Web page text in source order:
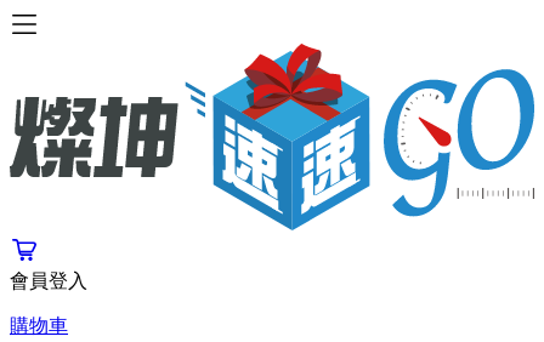
會員登入
購物車